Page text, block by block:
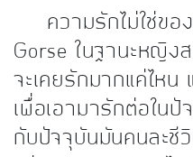
ความรักไม่ใช่ขอ
Gorse ในฐานะหญิง
จะเคยรักมากแค่ไหน
เพื่อเอามารักต่อใน
กับปัจจุบันมันคนละชี